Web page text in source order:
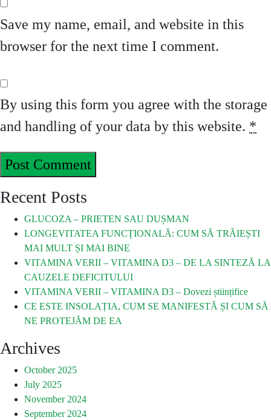
Save my name, email, and website in this
browser for the next time I comment.
By using this form you agree with the storage
and handling of your data by this website. *
Recent Posts
GLUCOZA – PRIETEN SAU DUȘMAN
LONGEVITATEA FUNCȚIONALĂ: CUM SĂ TRĂIEȘTI
MAI MULT ȘI MAI BINE
VITAMINA VERII – VITAMINA D3 – DE LA SINTEZĂ LA
CAUZELE DEFICITULUI
VITAMINA VERII – VITAMINA D3 – Dovezi științifice
CE ESTE INSOLAȚIA, CUM SE MANIFESTĂ ȘI CUM SĂ
NE PROTEJĂM DE EA
Archives
October 2025
July 2025
November 2024
September 2024